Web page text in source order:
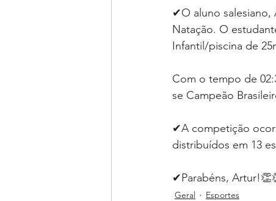
✔O aluno salesiano,
Natação. O
Infantil/piscina de
Com o tempo de
se Campeão
✔A competição
distribuídos em 13
✔Parabéns,
Geral Esportes